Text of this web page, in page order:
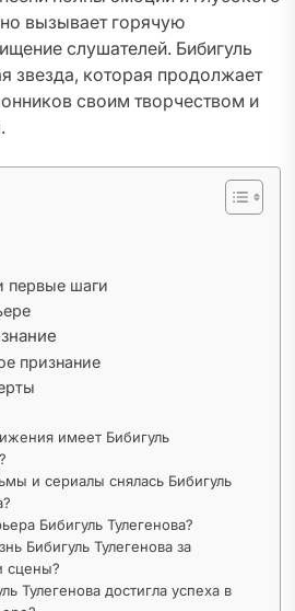
вызывает горячую
слушателей. Бибигуль
звезда, которая продолжает
своим творчеством и
первые шаги
признание
имеет Бибигуль
и сериалы снялась Бибигуль
Бибигуль Тулегенова?
Бибигуль Тулегенова за
сцены?
Тулегенова достигла успеха в